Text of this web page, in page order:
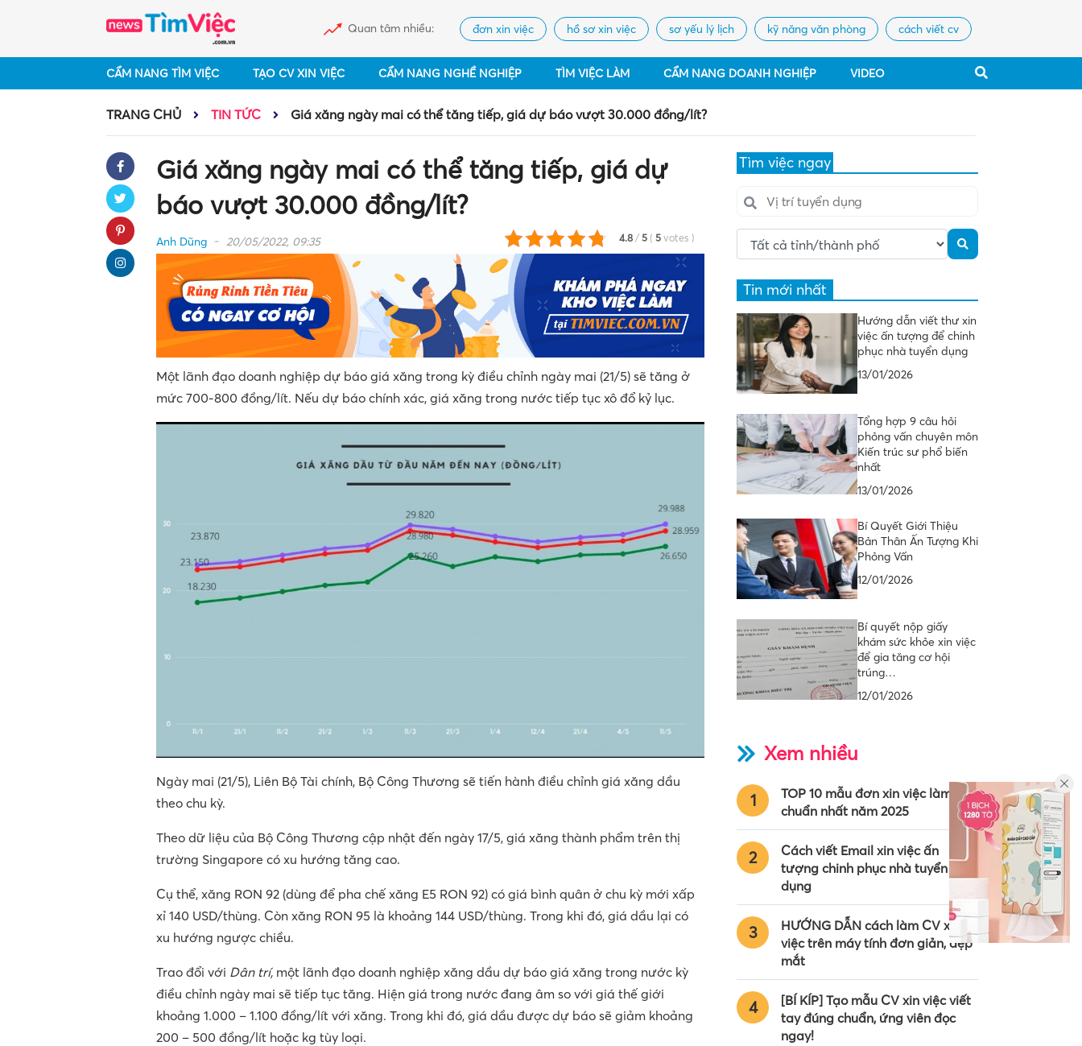
Quan tâm nhiều: đơn xin việc hồ sơ xin việc sơ yếu lý lịch kỹ năng văn phòng cách viết cv
CẨM NANG TÌM VIỆC TẠO CV XIN VIỆC CẨM NANG NGHỀ NGHIỆP TÌM VIỆC LÀM CẨM NANG DOANH NGHIỆP VIDEO
TRANG CHỦ TIN TỨC Giá xăng ngày mai có thể tăng tiếp, giá dự báo vượt 30.000 đồng/lít?
Giá xăng ngày mai có thể tăng tiếp, giá dự
báo vượt 30.000 đồng/lít?
4.8 / 5 ( 5 votes )
Anh Dũng 20/05/2022, 09:35
Một lãnh đạo doanh nghiệp dự báo giá xăng trong kỳ điều chỉnh ngày mai (21/5) sẽ tăng ở
mức 700-800 đồng/lít. Nếu dự báo chính xác, giá xăng trong nước tiếp tục xô đổ kỷ lục.
Ngày mai (21/5), Liên Bộ Tài chính, Bộ Công Thương sẽ tiến hành điều chỉnh giá xăng dầu
theo chu kỳ.
Theo dữ liệu của Bộ Công Thương cập nhật đến ngày 17/5, giá xăng thành phẩm trên thị
trường Singapore có xu hướng tăng cao.
Cụ thể, xăng RON 92 (dùng để pha chế xăng E5 RON 92) có giá bình quân ở chu kỳ mới xấp
xỉ 140 USD/thùng. Còn xăng RON 95 là khoảng 144 USD/thùng. Trong khi đó, giá dầu lại có
xu hướng ngược chiều.
Trao đổi với Dân trí, một lãnh đạo doanh nghiệp xăng dầu dự báo giá xăng trong nước kỳ
điều chỉnh ngày mai sẽ tiếp tục tăng. Hiện giá trong nước đang âm so với giá thế giới
khoảng 1.000 – 1.100 đồng/lít với xăng. Trong khi đó, giá dầu được dự báo sẽ giảm khoảng
200 – 500 đồng/lít hoặc kg tùy loại.
Tìm việc ngay
Tin mới nhất
Hướng dẫn viết thư xin
việc ấn tượng để chinh
phục nhà tuyển dụng
13/01/2026
Tổng hợp 9 câu hỏi
phỏng vấn chuyên môn
Kiến trúc sư phổ biến
nhất
13/01/2026
Bí Quyết Giới Thiệu
Bản Thân Ấn Tượng Khi
Phỏng Vấn
12/01/2026
Bí quyết nộp giấy
khám sức khỏe xin việc
để gia tăng cơ hội
trúng…
12/01/2026
Xem nhiều
1
TOP 10 mẫu đơn xin việc làm
chuẩn nhất năm 2025
2
Cách viết Email xin việc ấn
tượng chinh phục nhà tuyển
dụng
3
HƯỚNG DẪN cách làm CV xin
việc trên máy tính đơn giản, đẹp
mắt
4
[BÍ KÍP] Tạo mẫu CV xin việc viết
tay đúng chuẩn, ứng viên đọc
ngay!